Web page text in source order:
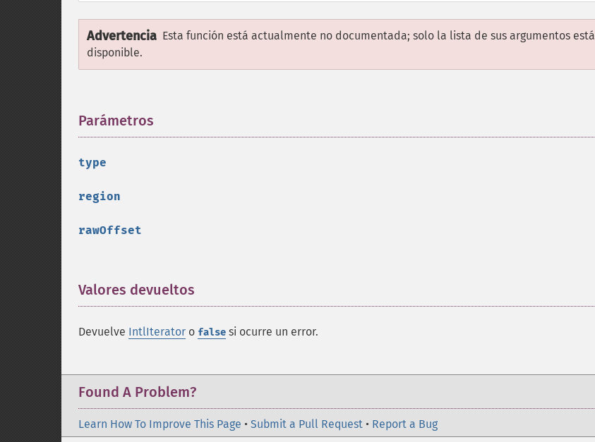
Advertencia Esta función está actualmente no documentada; solo la lista de sus argumentos está
disponible.
Parámetros
type
region
rawOffset
Valores devueltos
Devuelve IntlIterator o false si ocurre un error.
Found A Problem?
Learn How To Improve This Page • Submit a Pull Request • Report a Bug